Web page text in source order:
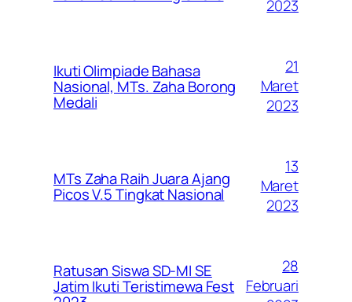
2023
Ikuti Olimpiade Bahasa
Nasional, MTs. Zaha Borong
Medali
21
Maret
2023
MTs Zaha Raih Juara Ajang
Picos V.5 Tingkat Nasional
13
Maret
2023
Ratusan Siswa SD-MI SE
Jatim Ikuti Teristimewa Fest
28
Februari